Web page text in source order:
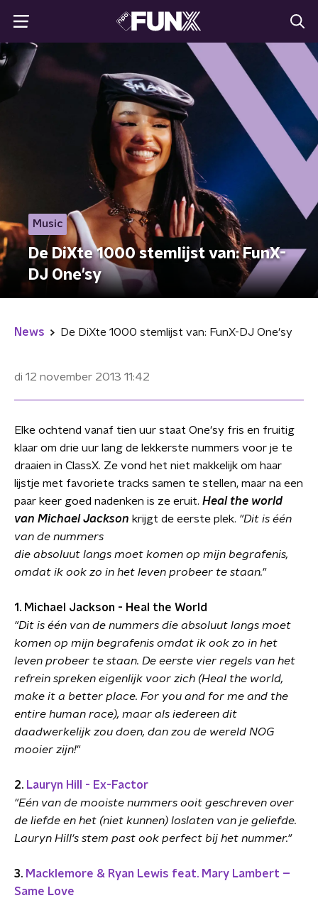
Music
De DiXte 1000 stemlijst van: FunX-
DJ One'sy
News De DiXte 1000 stemlijst van: FunX-DJ One'sy
di 12 november 2013 11:42
Elke ochtend vanaf tien uur staat One'sy fris en fruitig
klaar om drie uur lang de lekkerste nummers voor je te
draaien in ClassX. Ze vond het niet makkelijk om haar
lijstje met favoriete tracks samen te stellen, maar na een
paar keer goed nadenken is ze eruit. Heal the world
van Michael Jackson krijgt de eerste plek. "Dit is één
van de nummers
die absoluut langs moet komen op mijn begrafenis,
omdat ik ook zo in het leven probeer te staan."
1. Michael Jackson - Heal the World
"Dit is één van de nummers die absoluut langs moet
komen op mijn begrafenis omdat ik ook zo in het
leven probeer te staan. De eerste vier regels van het
refrein spreken eigenlijk voor zich (Heal the world,
make it a better place. For you and for me and the
entire human race), maar als iedereen dit
daadwerkelijk zou doen, dan zou de wereld NOG
mooier zijn!"
2. Lauryn Hill - Ex-Factor
"Eén van de mooiste nummers ooit geschreven over
de liefde en het (niet kunnen) loslaten van je geliefde.
Lauryn Hill's stem past ook perfect bij het nummer."
3. Macklemore & Ryan Lewis feat. Mary Lambert –
Same Love